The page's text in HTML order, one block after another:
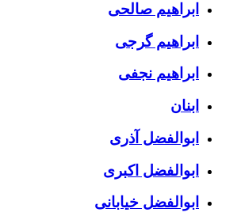
ابراهیم صالحی
ابراهیم گرجی
ابراهیم نجفی
ابنان
ابوالفضل آذری
ابوالفضل اکبری
ابوالفضل خیابانی